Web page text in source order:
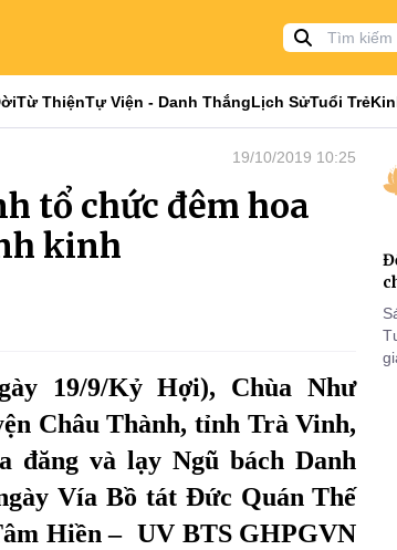
Từ ThiệnTự Viện - Danh ThắngLịch SửTuổi Trẻ
19/10/2019 10:25
tổ chức đêm hoa
kinh
19/9/Kỷ Hợi), Chùa Như
Châu Thành, tỉnh Trà Vinh,
đăng và lạy Ngũ bách Danh
Vía Bồ tát Đức Quán Thế
Hiền – UV BTS GHPGVN